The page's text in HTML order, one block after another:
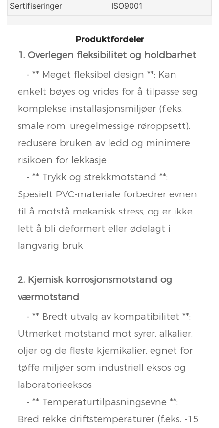
Sertifiseringer
ISO9001
Produktfordeler
1. Overlegen fleksibilitet og holdbarhet
- ** Meget fleksibel design **: Kan
enkelt bøyes og vrides for å tilpasse seg
komplekse installasjonsmiljøer (f.eks.
smale rom, uregelmessige røroppsett),
redusere bruken av ledd og minimere
risikoen for lekkasje
- ** Trykk og strekkmotstand **:
Spesielt PVC-materiale forbedrer evnen
til å motstå mekanisk stress, og er ikke
lett å bli deformert eller ødelagt i
langvarig bruk
2. Kjemisk korrosjonsmotstand og
værmotstand
- ** Bredt utvalg av kompatibilitet **:
Utmerket motstand mot syrer, alkalier,
oljer og de fleste kjemikalier, egnet for
tøffe miljøer som industriell eksos og
laboratorieeksos
- ** Temperaturtilpasningsevne **:
Bred rekke driftstemperaturer (f.eks. -15